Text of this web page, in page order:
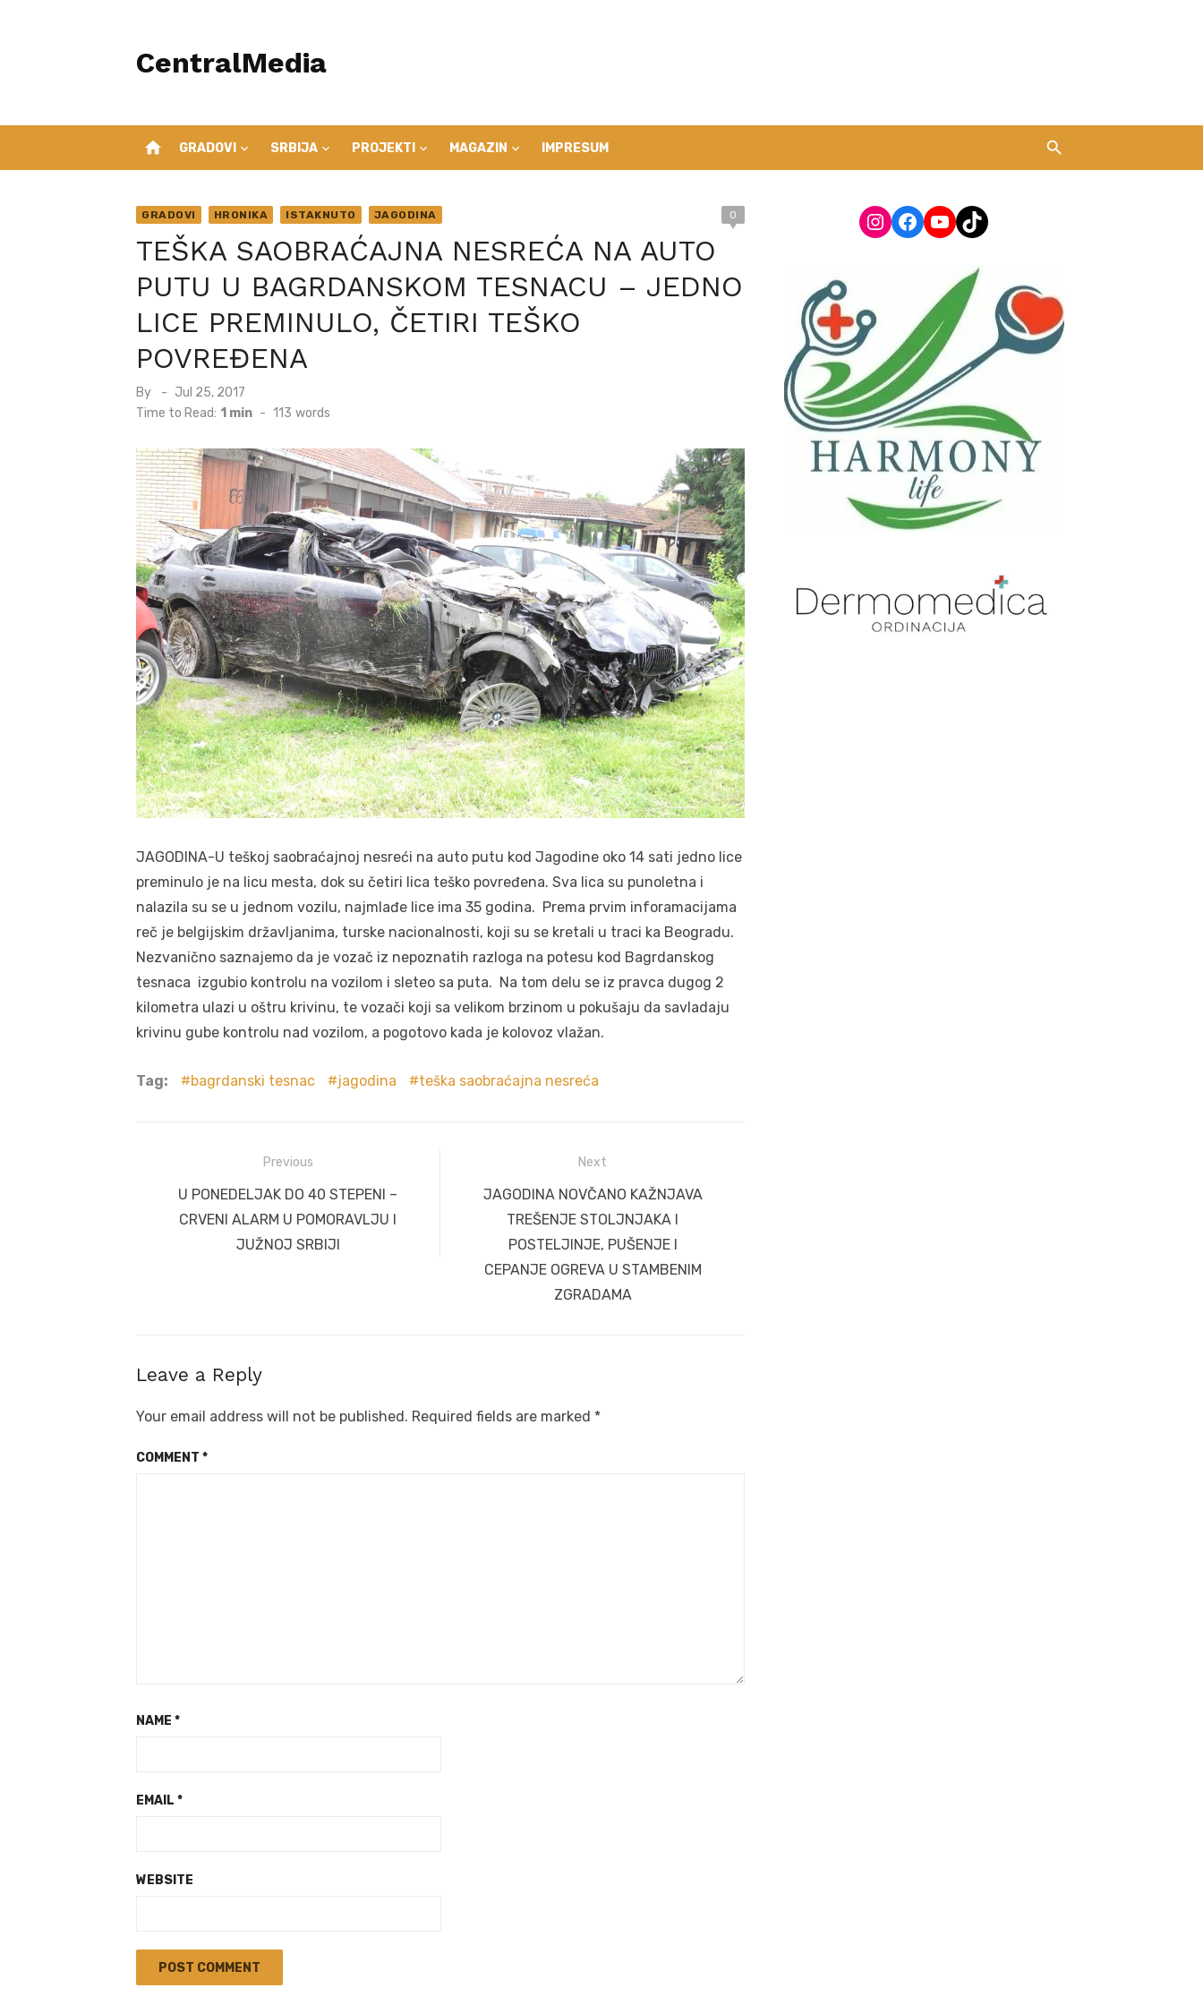
CentralMedia
home GRADOVI SRBIJA PROJEKTI MAGAZIN IMPRESUM
GRADOVI HRONIKA ISTAKNUTO JAGODINA 0
TEŠKA SAOBRAĆAJNA NESREĆA NA AUTO
PUTU U BAGRDANSKOM TESNACU – JEDNO
LICE PREMINULO, ČETIRI TEŠKO
POVREĐENA
By
Posted
on
Jul 25, 2017
Time to Read: 1 min - 113 words
JAGODINA-U teškoj saobraćajnoj nesreći na auto putu kod Jagodine oko 14 sati jedno lice
preminulo je na licu mesta, dok su četiri lica teško povređena. Sva lica su punoletna i
nalazila su se u jednom vozilu, najmlađe lice ima 35 godina. Prema prvim inforamacijama
reč je belgijskim državljanima, turske nacionalnosti, koji su se kretali u traci ka Beogradu.
Nezvanično saznajemo da je vozač iz nepoznatih razloga na potesu kod Bagrdanskog
tesnaca izgubio kontrolu na vozilom i sleteo sa puta. Na tom delu se iz pravca dugog 2
kilometra ulazi u oštru krivinu, te vozači koji sa velikom brzinom u pokušaju da savladaju
krivinu gube kontrolu nad vozilom, a pogotovo kada je kolovoz vlažan.
Tag: bagrdanski tesnac jagodina teška saobraćajna nesreća
navigation
Previous
Previous
post:
U PONEDELJAK DO 40 STEPENI –
CRVENI ALARM U POMORAVLJU I
JUŽNOJ SRBIJI
Next
Next
post:
JAGODINA NOVČANO KAŽNJAVA
TREŠENJE STOLJNJAKA I
POSTELJINJE, PUŠENJE I
CEPANJE OGREVA U STAMBENIM
ZGRADAMA
Leave a Reply
Your email address will not be published. Required fields are marked *
COMMENT *
NAME *
EMAIL *
WEBSITE
Instagram
Facebook
YouTube
TikTok